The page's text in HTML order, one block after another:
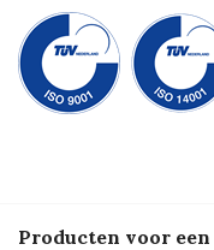
Producten voor